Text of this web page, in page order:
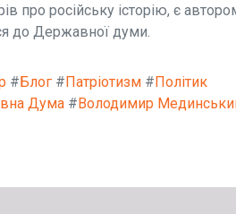
про російську історію, є
до Державної думи.
#Блог #Патріотизм #Політик
Дума #Володимир